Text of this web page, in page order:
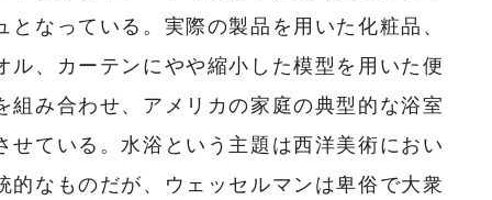
となっている。実際の製品を用いた化粧品、
ル、カーテンにやや縮小した模型を用いた便
組み合わせ、アメリカの家庭の典型的な浴室
せている。水浴という主題は西洋美術におい
的なものだが、ウェッセルマンは卑俗で大衆